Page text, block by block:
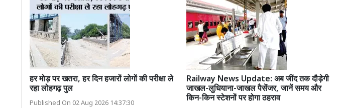
हर मोड़ पर खतरा, हर दिन हजारों लोगों की परीक्षा ले
रहा लोहगढ़ पुल
Published On 02 Aug 2026 14:37:30
Railway News Update: अब जींद तक दौड़ेगी
जाखल-लुधियाना-जाखल पैसेंजर, जानें समय और
किन-किन स्टेशनों पर होगा ठहराव